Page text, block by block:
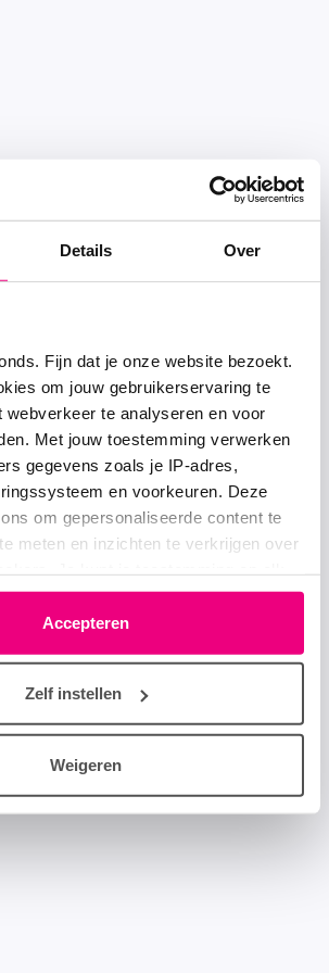
Details Over
Fijn dat je onze website bezoekt.
om jouw gebruikerservaring te
webverkeer te analyseren en voor
Met jouw toestemming verwerken
gegevens zoals je IP-adres,
en voorkeuren. Deze
om gepersonaliseerde content te
meten en inzichten te verkrijgen over
intrekken via het cookie-icoontje
De lijst met partners is te vinden
Accepteren
Zelf instellen
Weigeren